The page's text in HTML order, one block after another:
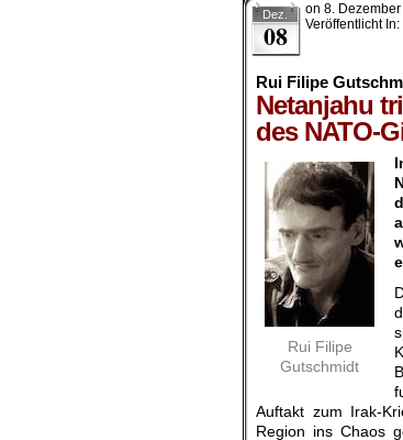
Dez.
08
on 8.
Veröffentlicht In:
Rui Filipe
Netanjahu
des NATO-
Rui Filipe
Gutschmidt
Auftakt zum Irak-
Region ins Chaos